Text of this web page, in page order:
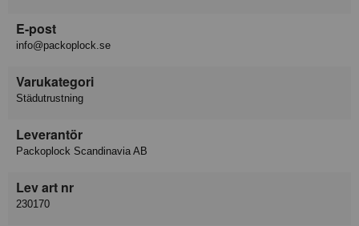
E-post
info@packoplock.se
Varukategori
Städutrustning
Leverantör
Packoplock Scandinavia AB
Lev art nr
230170